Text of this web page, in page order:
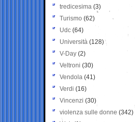
tredicesima (3)
Turismo (62)
Udc (64)
Università (128)
V-Day (2)
Veltroni (30)
Vendola (41)
Verdi (16)
Vincenzi (30)
violenza sulle donne (342)